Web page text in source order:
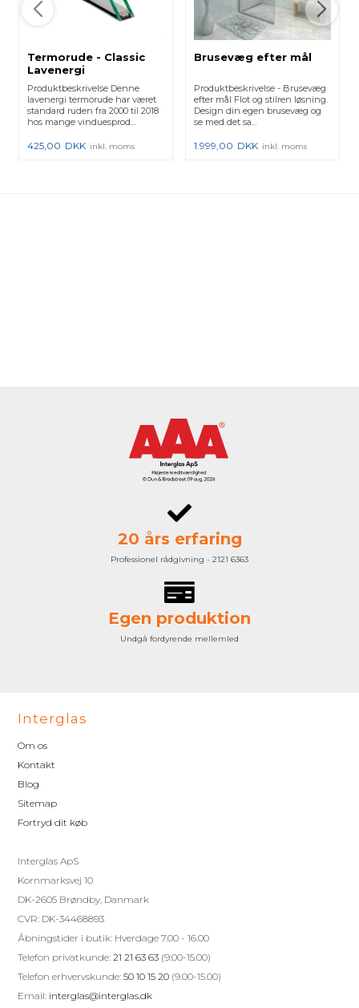
Termorude - Classic
Lavenergi
Produktbeskrivelse Denne
lavenergi termorude har været
standard ruden fra 2000 til 2018
hos mange vinduesprod...
425,00 DKK inkl. moms
Brusevæg efter mål
Produktbeskrivelse - Brusevæg
efter mål Flot og stilren løsning.
Design din egen brusevæg og
se med det sa...
1.999,00 DKK inkl. moms
20 års erfaring
Professionel rådgivning - 2121 6363
Egen produktion
Undgå fordyrende mellemled
Interglas
Om os
Kontakt
Blog
Sitemap
Fortryd dit køb
Interglas ApS
Kornmarksvej 10
DK-2605 Brøndby, Danmark
CVR: DK-34468893
Åbningstider i butik: Hverdage 7.00 - 16.00
Telefon privatkunde:21 21 63 63 (9.00-15.00)
Telefon erhvervskunde:50 10 15 20 (9.00-15.00)
Email: interglas@interglas.dk